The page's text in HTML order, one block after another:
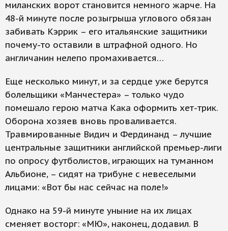
миланских ворот становится немного жарче. На
48-й минуте после розыгрыша углового обязан
забивать Кэррик – его итальянские защитники
почему-то оставили в штрафной одного. Но
англичанин нелепо промахивается…
Еще несколько минут, и за сердце уже берутся
болельщики «Манчестера» – только чудо
помешало герою матча Кака оформить хет-трик.
Оборона хозяев вновь проваливается.
Травмированные Видич и Фердинанд – лучшие
центральные защитники английской премьер-лиги
по опросу футболистов, играющих на туманном
Альбионе, – сидят на трибуне с невеселыми
лицами: «Вот бы нас сейчас на поле!»
Однако на 59-й минуте уныние на их лицах
сменяет восторг: «МЮ», наконец, додавил. В